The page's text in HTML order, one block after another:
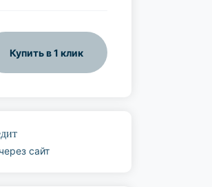
Купить в 1 клик
сайт